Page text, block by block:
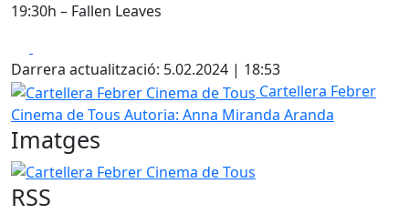
19:30h – Fallen Leaves
Darrera actualització: 5.02.2024 | 18:53
Cartellera Febrer Cinema de Tous
Cartellera Febrer
Cinema de Tous Autoria: Anna Miranda Aranda
Imatges
Cartellera Febrer Cinema de Tous
RSS